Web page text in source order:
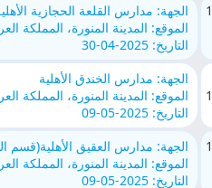
الجهة: مدارس القلعة الحجازية
الموقع: المدينة المنورة، المملكة
التاريخ: 2025-04-30
الجهة: مدارس الخندق الأهلية
الموقع: المدينة المنورة، المملكة
التاريخ: 2025-05-09
الجهة: مدارس العقيق الأهلية(قسم
الموقع: المدينة المنورة، المملكة
التاريخ: 2025-05-09